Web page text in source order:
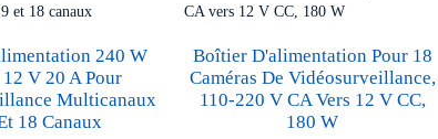
240 W
V 20 A Pour
Multicanaux
18 Canaux
Boîtier D'alimentation Pour 18
Caméras De Vidéosurveillance,
110-220 V CA Vers 12 V CC,
180 W